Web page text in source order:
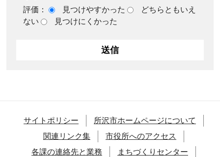
評価：
見つけやすかった
どちらともいえ
ない
見つけにくかった
サイトポリシー
所沢市ホームページについて
関連リンク集
市役所へのアクセス
各課の連絡先と業務
まちづくりセンター